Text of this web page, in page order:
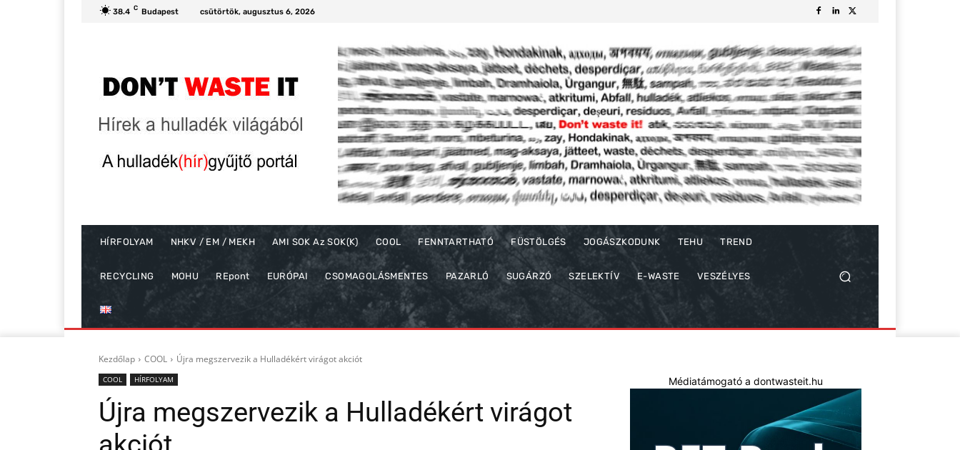
38.4 C Budapest csütörtök, augusztus 6, 2026
HÍRFOLYAM NHKV / EM / MEKH AMI SOK Az SOK(K) COOL FENNTARTHATÓ FÜSTÖLGÉS JOGÁSZKODUNK TEHU TREND
RECYCLING MOHU REpont EURÓPAI CSOMAGOLÁSMENTES PAZARLÓ SUGÁRZÓ SZELEKTÍV E-WASTE VESZÉLYES
Kezdőlap COOL Újra megszervezik a Hulladékért virágot akciót
COOL HÍRFOLYAM
Újra megszervezik a Hulladékért virágot
Médiatámogató a dontwasteit.hu